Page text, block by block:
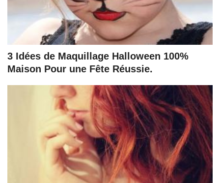
3 Idées de Maquillage Halloween 100%
Maison Pour une Fête Réussie.